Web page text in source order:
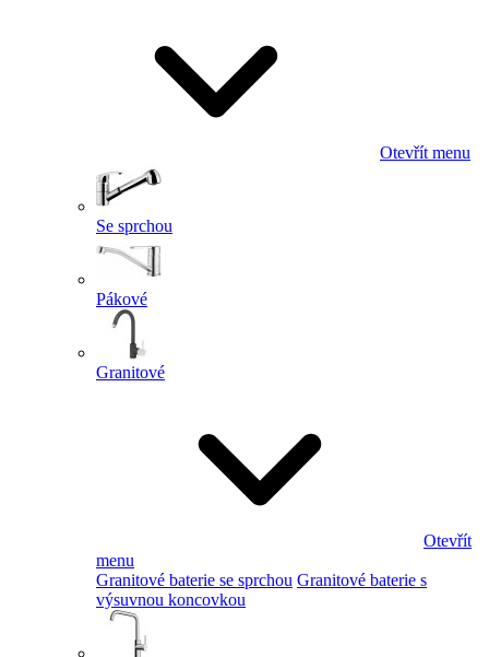
Otevřít menu
Se sprchou
Pákové
Granitové
Otevřít
menu
Granitové baterie se sprchou Granitové baterie s
výsuvnou koncovkou